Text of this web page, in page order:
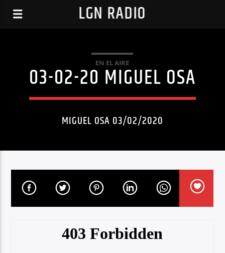
LGN RADIO
EN EL AIRE
03-02-20 MIGUEL OSA
MIGUEL OSA 03/02/2020